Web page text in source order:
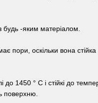
-яким матеріалом.
пори, оскільки вона
1450 ° С і стійкі до
поверхню.